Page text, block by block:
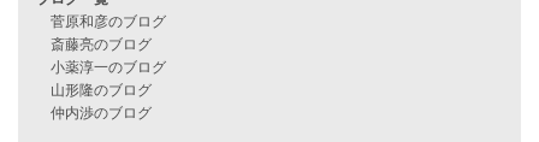
Sシリーズ
シンプルな平屋
家づくりナイスホームズの家づくり
エコハウス